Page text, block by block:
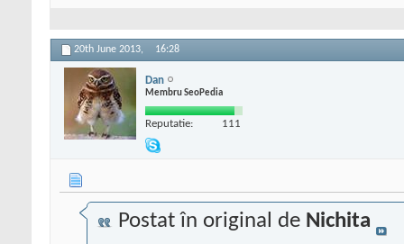
20th June 2013, 16:28
Dan
Membru SeoPedia
Reputatie: 111
Postat în original de Nichita